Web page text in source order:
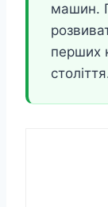
машин.
перших